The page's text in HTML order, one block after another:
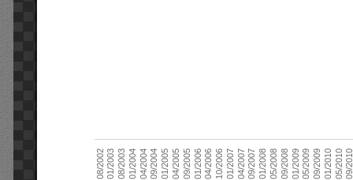
08/200201/200308/200301/200404/200409/200401/200504/200509/200501/200604/200610/200601/200704/200709/200701/200805/200809/200801/200905/200909/200901/201005/201009/